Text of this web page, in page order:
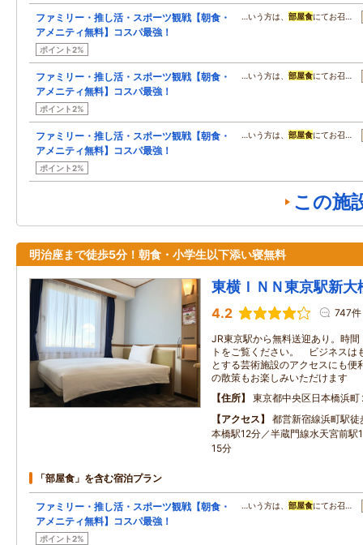
ファミリー・推し活・スポーツ観戦【朝食・
アメニティ無料】コスパ最強！
ポイント2%
…いう方は、 部屋食にてお召…
ファミリー・推し活・スポーツ観戦【朝食・
アメニティ無料】コスパ最強！
ポイント2%
…いう方は、 部屋食にてお召…
ファミリー・推し活・スポーツ観戦【朝食・
アメニティ無料】コスパ最強！
ポイント2%
…いう方は、 部屋食にてお召…
この施
明治座まで徒歩5分！朝食・小学生以下添い寝無料
東横ＩＮＮ東京駅新大
4.2 747件
JR東京駅から無料送迎あり。時
トをご覧ください。 ビジネスは
とする芸術施設のアクセスにも便
の散策もお楽しみいただけます
住所
東京都中央区日本橋浜町
アクセス
都営新宿線浜町駅
本橋駅12分／半蔵門線水天宮前駅
15分
「部屋食」を含む宿泊プラン
ファミリー・推し活・スポーツ観戦【朝食・
アメニティ無料】コスパ最強！
ポイント2%
…いう方は、 部屋食にてお召…